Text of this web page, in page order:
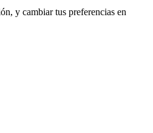
y cambiar tus preferencias en